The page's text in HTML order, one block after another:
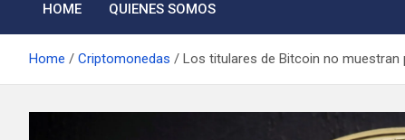
HOME QUIENES SOMOS
Home Criptomonedas Los titulares de Bitcoin no muestran